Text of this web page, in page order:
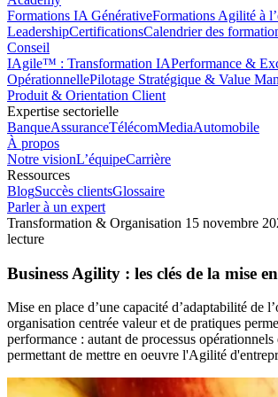
Formations IA GénérativeFormations Agilité à
LeadershipCertificationsCalendrier des
Conseil
IAgile™ : Transformation IAPerformance &
OpérationnellePilotage Stratégique & Value
Produit & Orientation Client
Expertise sectorielle
BanqueAssuranceTélécomMediaAutomobile
À propos
Notre visionL’équipeCarrière
Ressources
BlogSuccès clientsGlossaire
Parler à un expert
Transformation & Organisation 15 novembre
lecture
Business Agility : les clés de la mise
Mise en place d’une capacité d’adaptabilité de
organisation centrée valeur et de pratiques
performance : autant de processus opérationnels
permettant de mettre en oeuvre l'Agilité